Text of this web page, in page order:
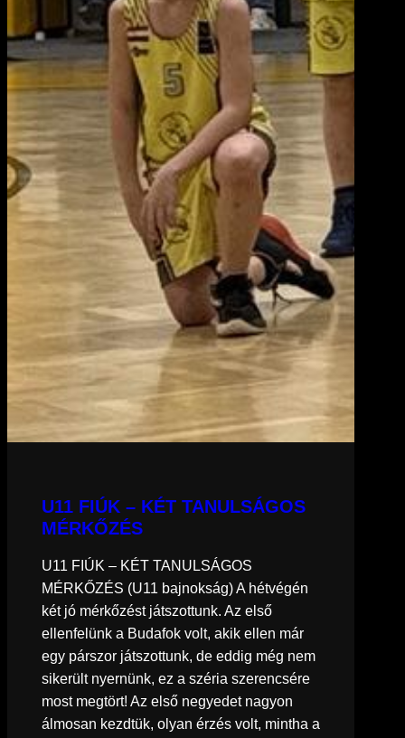
U11 FIÚK – KÉT TANULSÁGOS
MÉRKŐZÉS
U11 FIÚK – KÉT TANULSÁGOS
MÉRKŐZÉS (U11 bajnokság) A hétvégén
két jó mérkőzést játszottunk. Az első
ellenfelünk a Budafok volt, akik ellen már
egy párszor játszottunk, de eddig még nem
sikerült nyernünk, ez a széria szerencsére
most megtört! Az első negyedet nagyon
álmosan kezdtük, olyan érzés volt, mintha a